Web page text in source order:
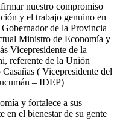
nuestro compromiso
y el trabajo genuino en
de la Provincia
Ministro de Economía y
Vicepresidente de la
referente de la Unión
( Vicepresidente del
– IDEP)
y fortalece a sus
en el bienestar de su gente